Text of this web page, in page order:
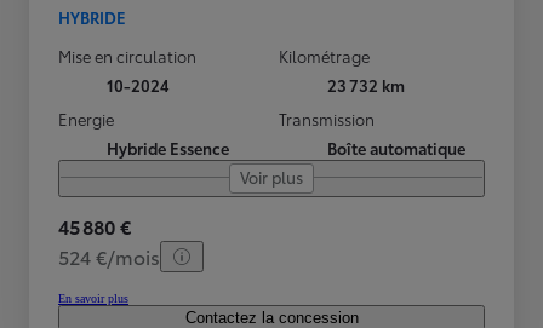
HYBRIDE
Mise en circulation
10-2024
Kilométrage
23 732 km
Energie
Hybride Essence
Transmission
Boîte automatique
Voir plus
45 880 €
524 €/mois
En savoir plus
Contactez la concession